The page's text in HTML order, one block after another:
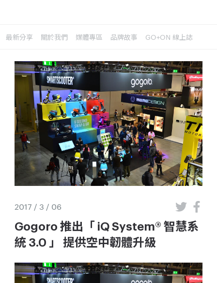
最新分享 關於我們 媒體專區 品牌故事 GO+ON 線上誌
2017 / 3 / 06
Gogoro 推出「 iQ System® 智慧系
統 3.0 」 提供空中韌體升級